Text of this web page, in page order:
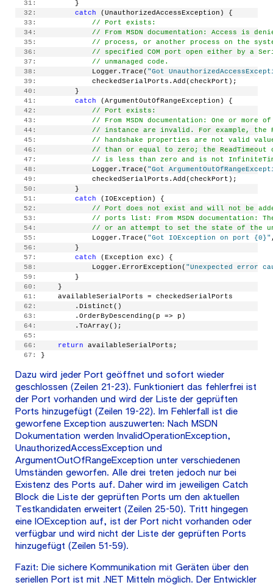
  31:
         }
  32:
catch (UnauthorizedAccessException) {
  33:
// Port exists:
  34:
// From MSDN documentation: Access is
  35:
// process, or another process on the
  36:
// specified COM port open either by a
  37:
// unmanaged code.
  38:
             Logger.Trace(
"Got
  39:
             checkedSerialPorts.Add(checkPort);
  40:
         }
  41:
catch (ArgumentOutOfRangeException) {
  42:
// Port exists:
  43:
// From MSDN documentation: One or
  44:
// instance are invalid. For example,
  45:
// handshake properties are not valid
  46:
// than or equal to zero; the ReadTimeout
  47:
// is less than zero and is not
  48:
             Logger.Trace(
"Got
  49:
             checkedSerialPorts.Add(checkPort);
  50:
         }
  51:
catch (IOException) {
  52:
// Port does not exist and will not be
  53:
// ports list: From MSDN documentation:
  54:
// or an attempt to set the state of the
  55:
             Logger.Trace(
"Got IOException on port {0}"
  56:
         }
  57:
catch (Exception exc) {
  58:
             Logger.ErrorException(
"Unexpected error
  59:
         }
  60:
     }
  61:
     availableSerialPorts = checkedSerialPorts
  62:
         .Distinct()
  63:
         .OrderByDescending(p => p)
  64:
         .ToArray();
  65:
  66:
return availableSerialPorts;
  67:
}
Dazu wird jeder Port geöffnet und sofort wieder
geschlossen (Zeilen 21-23). Funktioniert das fehlerfrei ist
der Port vorhanden und wird der Liste der geprüften
Ports hinzugefügt (Zeilen 19-22). Im Fehlerfall ist die
geworfene Exception auszuwerten: Nach MSDN
Dokumentation werden InvalidOperationException,
UnauthorizedAccessException und
ArgumentOutOfRangeException unter verschiedenen
Umständen geworfen. Alle drei treten jedoch nur bei
Existenz des Ports auf. Daher wird im jeweiligen Catch
Block die Liste der geprüften Ports um den aktuellen
Testkandidaten erweitert (Zeilen 25-50). Tritt hingegen
eine IOException auf, ist der Port nicht vorhanden oder
verfügbar und wird nicht der Liste der geprüften Ports
hinzugefügt (Zeilen 51-59).
Fazit: Die sichere Kommunikation mit Geräten über den
seriellen Port ist mit .NET Mitteln möglich. Der Entwickler